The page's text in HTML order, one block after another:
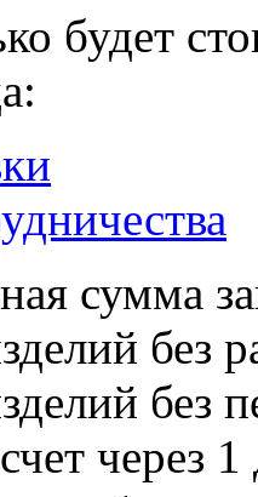
будет
сумма
без
без
через 1